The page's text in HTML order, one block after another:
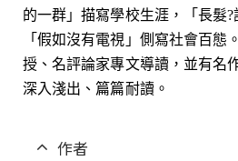
的一群」描寫學校生涯，「長髮?
「假如沒有電視」側寫社會百態
授、名評論家專文導讀，並有名
深入淺出、篇篇耐讀。
作者